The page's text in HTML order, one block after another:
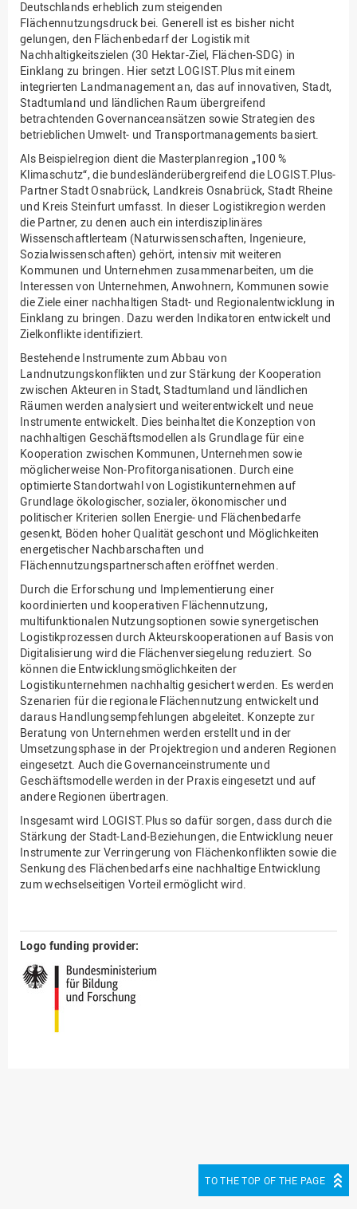
Deutschlands erheblich zum steigenden
Flächennutzungsdruck bei. Generell ist es bisher nicht
gelungen, den Flächenbedarf der Logistik mit
Nachhaltigkeitszielen (30 Hektar-Ziel, Flächen-SDG) in
Einklang zu bringen. Hier setzt LOGIST.Plus mit einem
integrierten Landmanagement an, das auf innovativen, Stadt,
Stadtumland und ländlichen Raum übergreifend
betrachtenden Governanceansätzen sowie Strategien des
betrieblichen Umwelt- und Transportmanagements basiert.
Als Beispielregion dient die Masterplanregion „100 %
Klimaschutz“, die bundesländerübergreifend die LOGIST.Plus-
Partner Stadt Osnabrück, Landkreis Osnabrück, Stadt Rheine
und Kreis Steinfurt umfasst. In dieser Logistikregion werden
die Partner, zu denen auch ein interdisziplinäres
Wissenschaftlerteam (Naturwissenschaften, Ingenieure,
Sozialwissenschaften) gehört, intensiv mit weiteren
Kommunen und Unternehmen zusammenarbeiten, um die
Interessen von Unternehmen, Anwohnern, Kommunen sowie
die Ziele einer nachhaltigen Stadt- und Regionalentwicklung in
Einklang zu bringen. Dazu werden Indikatoren entwickelt und
Zielkonflikte identifiziert.
Bestehende Instrumente zum Abbau von
Landnutzungskonflikten und zur Stärkung der Kooperation
zwischen Akteuren in Stadt, Stadtumland und ländlichen
Räumen werden analysiert und weiterentwickelt und neue
Instrumente entwickelt. Dies beinhaltet die Konzeption von
nachhaltigen Geschäftsmodellen als Grundlage für eine
Kooperation zwischen Kommunen, Unternehmen sowie
möglicherweise Non-Profitorganisationen. Durch eine
optimierte Standortwahl von Logistikunternehmen auf
Grundlage ökologischer, sozialer, ökonomischer und
politischer Kriterien sollen Energie- und Flächenbedarfe
gesenkt, Böden hoher Qualität geschont und Möglichkeiten
energetischer Nachbarschaften und
Flächennutzungspartnerschaften eröffnet werden.
Durch die Erforschung und Implementierung einer
koordinierten und kooperativen Flächennutzung,
multifunktionalen Nutzungsoptionen sowie synergetischen
Logistikprozessen durch Akteurskooperationen auf Basis von
Digitalisierung wird die Flächenversiegelung reduziert. So
können die Entwicklungsmöglichkeiten der
Logistikunternehmen nachhaltig gesichert werden. Es werden
Szenarien für die regionale Flächennutzung entwickelt und
daraus Handlungsempfehlungen abgeleitet. Konzepte zur
Beratung von Unternehmen werden erstellt und in der
Umsetzungsphase in der Projektregion und anderen Regionen
eingesetzt. Auch die Governanceinstrumente und
Geschäftsmodelle werden in der Praxis eingesetzt und auf
andere Regionen übertragen.
Insgesamt wird LOGIST.Plus so dafür sorgen, dass durch die
Stärkung der Stadt-Land-Beziehungen, die Entwicklung neuer
Instrumente zur Verringerung von Flächenkonflikten sowie die
Senkung des Flächenbedarfs eine nachhaltige Entwicklung
zum wechselseitigen Vorteil ermöglicht wird.
Logo funding provider:
TO THE TOP OF THE PAGE